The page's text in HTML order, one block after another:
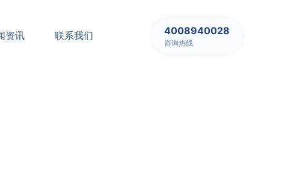
资讯 联系我们 4008940028
咨询热线